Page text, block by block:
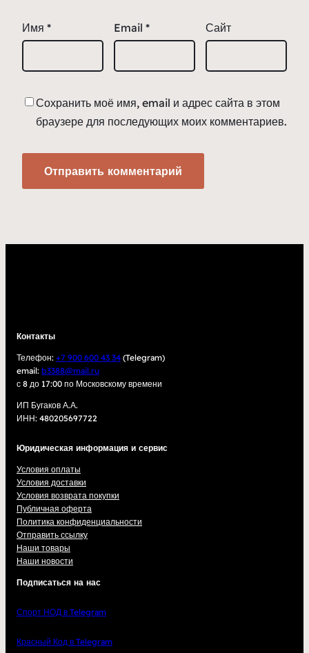
Имя * Email * Сайт
Сохранить моё имя, email и адрес сайта в этом
браузере для последующих моих комментариев.
Контакты
Телефон: +7 900 600 43 34 (Telegram)
email: b3388@mail.ru
с 8 до 17:00 по Московскому времени
ИП Бугаков А.А.
ИНН: 480205697722
Юридическая информация и сервис
Условия оплаты
Условия доставки
Условия возврата покупки
Публичная оферта
Политика конфиденциальности
Отправить ссылку
Наши товары
Наши новости
Подписаться на нас
Спорт НОД в Telegram
Красный Код в Telegram